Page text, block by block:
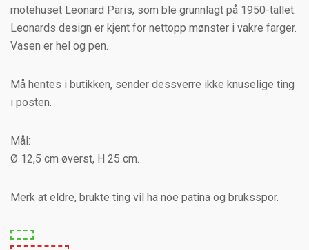
motehuset Leonard Paris, som ble grunnlagt på 1950-tallet.
Leonards design er kjent for nettopp mønster i vakre farger.
Vasen er hel og pen.
Må hentes i butikken, sender dessverre ikke knuselige ting
i posten.
Mål:
Ø 12,5 cm øverst, H 25 cm.
Merk at eldre, brukte ting vil ha noe patina og bruksspor.